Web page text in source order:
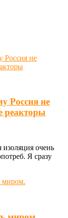
Россия не
реакторы
очень
Я сразу